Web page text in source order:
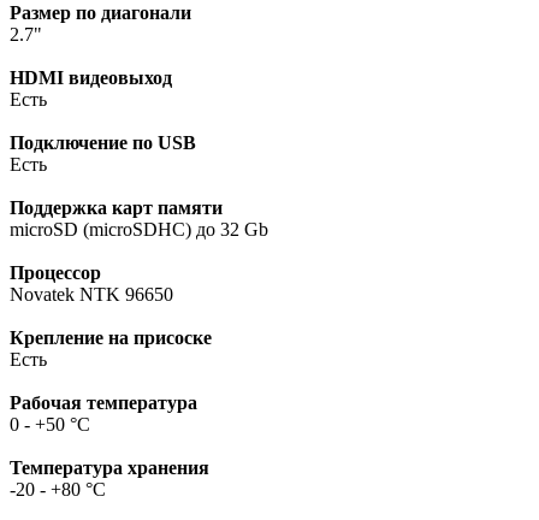
Размер по диагонали
2.7"
HDMI видеовыход
Есть
Подключение по USB
Есть
Поддержка карт памяти
microSD (microSDHC) до 32 Gb
Процессор
Novatek NTK 96650
Крепление на присоске
Есть
Рабочая температура
0 - +50 °C
Температура хранения
-20 - +80 °C